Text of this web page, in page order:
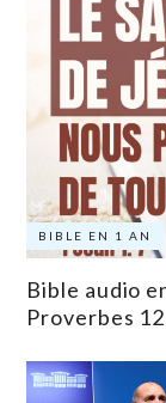
BIBLE EN 1 AN
Bible audio
Proverbes